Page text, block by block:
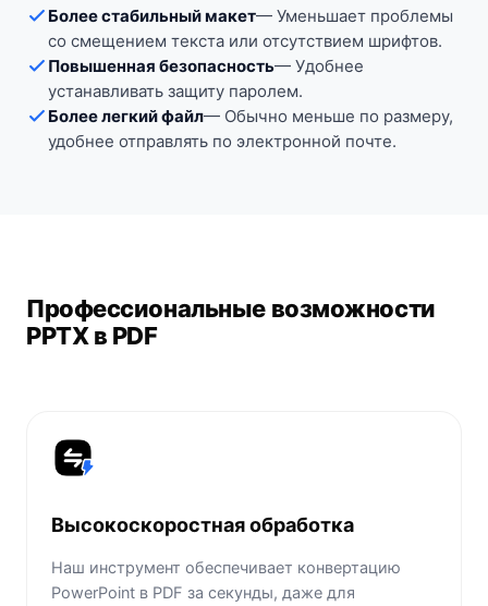
Более стабильный макет— Уменьшает проблемы
со смещением текста или отсутствием шрифтов.
Повышенная безопасность— Удобнее
устанавливать защиту паролем.
Более легкий файл— Обычно меньше по размеру,
удобнее отправлять по электронной почте.
Профессиональные возможности
PPTX в PDF
Высокоскоростная обработка
Наш инструмент обеспечивает конвертацию
PowerPoint в PDF за секунды, даже для